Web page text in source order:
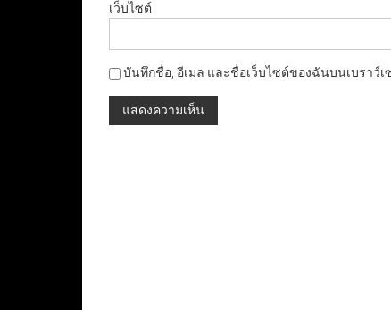
เว็บไซต์
บันทึกชื่อ, อีเมล และชื่อเว็บไซต์ของฉันบนเบราว์